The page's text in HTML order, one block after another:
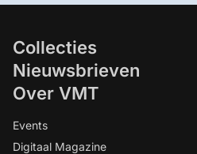
Collecties
Nieuwsbrieven
Over VMT
Events
Digitaal Magazine